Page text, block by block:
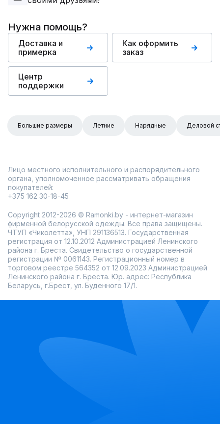
Нужна помощь?
Доставка и
примерка
Как оформить
заказ
Центр
поддержки
Большие размеры Летние Нарядные Деловой
Лицо местного исполнительного и распорядительного
органа, уполномоченное рассматривать обращения
покупателей:
+375 162 30-18-45
Copyright 2012-2026 © Ramonki.by - интернет-магазин
фирменной белорусской одежды. Все права защищены.
ЧТУП «Чиколетта», УНП 291136513. Государственная
регистрация от 12.10.2012 Администрацией Ленинского
района г. Бреста. Свидетельство о государственной
регистрации № 0061143. Регистрационный номер в
торговом реестре 564352 от 12.09.2023 Администрацией
Ленинского района г. Бреста. Юр. адрес: Республика
Беларусь, г.Брест, ул. Буденного 17/1.